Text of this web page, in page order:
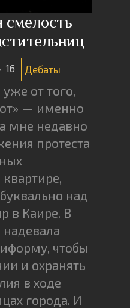
смелость
16 Дебаты
уже от того,
— именно
мне недавно
протеста
над
в Каире. В
чтобы
и охранять
в ходе
города. И